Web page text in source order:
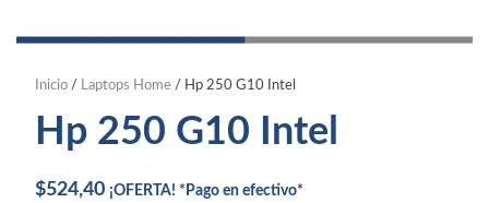
Inicio/ Laptops Home/ Hp 250 G10 Intel
Hp 250 G10 Intel
$524,40 ¡OFERTA! *Pago en efectivo*